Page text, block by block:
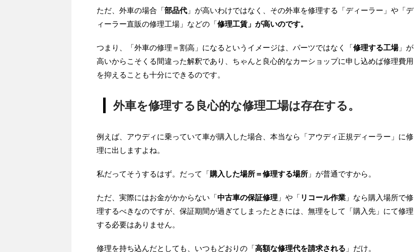
ただ、外車の場合「部品代 」が高いわけではなく、その外車を修理する「ディーラー」や「デ
ィーラー直販の修理工場」などの「修理工賃」が高いのです。
つまり、「外車の修理＝割高」になるというイメージは、パーツではなく「修理する工場」が
高いからこそくる間違った解釈であり、ちゃんと良心的なカーショップに申し込めば修理費用
を抑えることも十分にできるのです。
外車を修理する良心的な修理工場は存在する。
例えば、アウディに乗っていて車が購入した場合、本当なら「アウディ正規ディーラー」に修
理に出しますよね。
私だってそうするはず。だって「購入した場所＝修理する場所 」が普通ですから。
ただ、実際にはお金がかからない「中古車の保証修理 」や「 リコール作業 」なら購入場所で修
理するべきなのですが、保証期間が過ぎてしまったときには、無理をして「購入先」にて修理
する必要はありません。
修理を持ち込んだとしても、いつもどおりの「高額な修理代を請求される 」だけ。